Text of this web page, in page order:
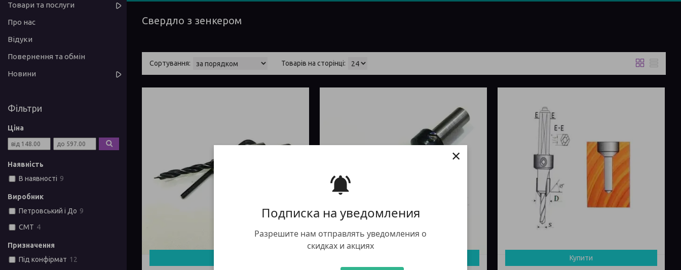
Подписка на уведомления
Разрешите нам отправлять уведомления о
скидках и акциях
×
Свердло з зенкером
Купити
Товари та послуги
Про нас
Відуки
Повернення та обмін
Новини
Фільтри
Ціна
Наявність
В наявності 9
Виробник
Петровський і До 9
СМТ 4
Призначення
Під конфірмат 12